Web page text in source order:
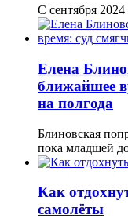
С сентября
Елена
ближайшее
на полгода
Блиновская
пока младшей
Как
самолёты